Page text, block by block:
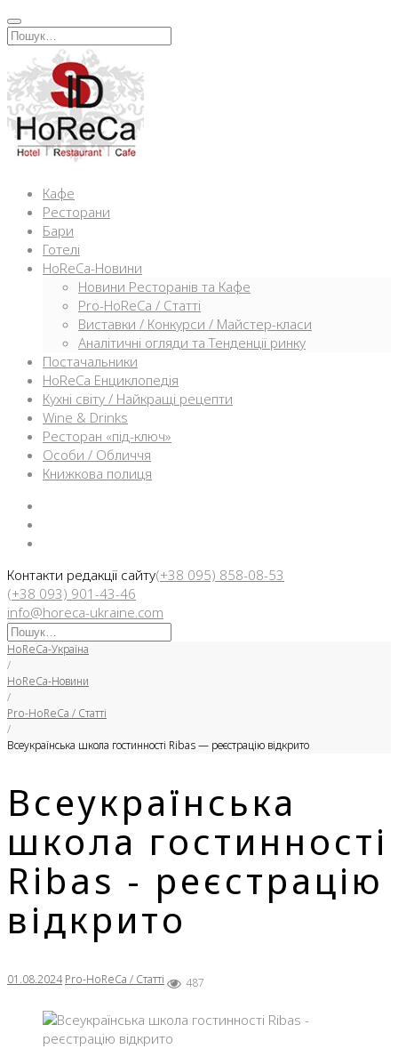
Перейти
к
содержимому
Искать:
Кафе
Ресторани
Бари
Готелі
HoReCa-Новини
Новини Ресторанів та Кафе
Pro-HoReCa / Статті
Виставки / Конкурси / Майстер-класи
Аналітичні огляди та Тенденції ринку
Постачальники
HoReCa Енциклопедія
Кухні світу / Найкращі рецепти
Wine & Drinks
Ресторан «під-ключ»
Особи / Обличчя
Книжкова полиця
Контакти редакції сайту(+38 095) 858-08-53
(+38 093) 901-43-46
info@horeca-ukraine.com
Искать:
HoReCa-Україна
/
HoReCa-Новини
/
Pro-HoReCa / Статті
/
Всеукраїнська школа гостинності Ribas — реєстрацію відкрито
Всеукраїнська
школа гостинності
Ribas - реєстрацію
відкрито
01.08.2024 Pro-HoReCa / Статті 487